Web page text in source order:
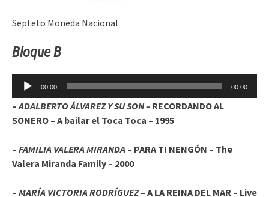
Septeto Moneda Nacional
Bloque B
Reproductor
audio
00:00 00:00
–ADALBERTO ÁLVAREZ Y SU SON – RECORDANDO AL
SONERO – A bailar el Toca Toca – 1995
– FAMILIA VALERA MIRANDA – PARA TI NENGÓN – The
Valera Miranda Family – 2000
– MARÍA VICTORIA RODRÍGUEZ– A LA REINA DEL MAR – Live